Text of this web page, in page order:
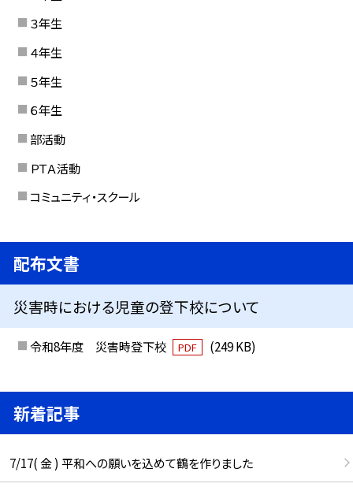
３年生
４年生
５年生
６年生
部活動
ＰＴＡ活動
コミュニティ・スクール
配布文書
災害時における児童の登下校について
令和8年度 災害時登下校 PDF (249 KB)
新着記事
7/17( 金 ) 平和への願いを込めて鶴を作りました